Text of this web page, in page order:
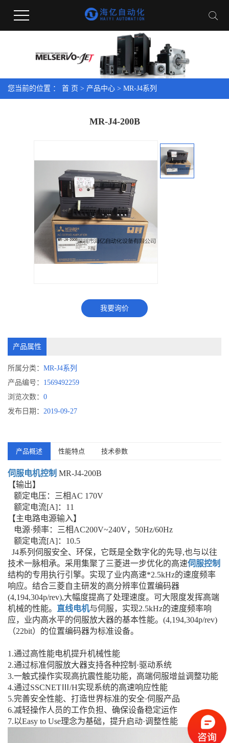
您当前的位置 ： 首 页 > 产品中心 > MR-J4系列
MR-J4-200B
我要询价
产品属性
所属分类： MR-J4系列
产品编号： 1569492259
浏览次数： 0
发布日期： 2019-09-27
产品概述 性能特点 技术参数
伺服电机控制 MR-J4-200B
【输出】
额定电压：三相AC 170V
额定电流[A]：11
【主电路电源输入】
电源·频率：三相AC200V~240V，50Hz/60Hz
额定电流[A]：10.5
J4系列伺服安全、环保，它既是全数字化的先导,也与以往
技术一脉相承。采用集聚了三菱进一步优化的高速伺服控制
结构的专用执行引擎。实现了业内高速*2.5kHz的速度频率
响应。结合三菱自主研发的高分辨率位置编码器
(4,194,304p/rev),大幅度提高了处理速度。可大限度发挥高端
机械的性能。 直线电机与伺服，实现2.5kHz的速度频率响
应，业内高水平的伺服放大器的基本性能。(4,194,304p/rev)
（22bit）的位置编码器为标准设备。
1.通过高性能电机提升机械性能
2.通过标准伺服放大器支持各种控制·驱动系统
3.一触式操作实现高抗震性能功能，高端伺服增益调整功能
4.通过SSCNETⅢ/H实现系统的高速响应性能
5.完善安全性能、打造世界标准的安全·伺服产品
6.减轻操作人员的工作负担、确保设备稳定运作
7.以Easy to Use理念为基础，提升启动·调整性能